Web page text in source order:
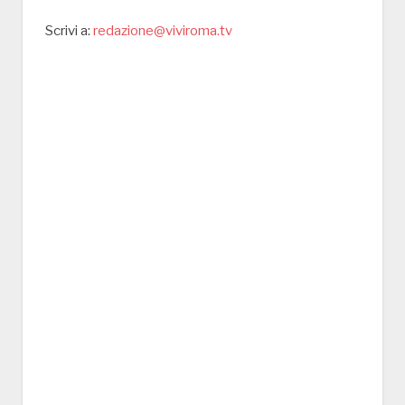
Scrivi a: redazione@viviroma.tv